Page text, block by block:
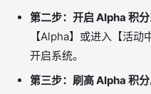
第二步：开启 Alpha 积
【Alpha】或进入【活动
开启系统。
第三步：刷高 Alpha 积分